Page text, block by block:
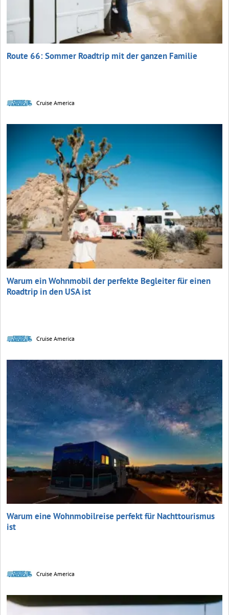
Route 66: Sommer Roadtrip mit der ganzen Familie
Cruise America
Warum ein Wohnmobil der perfekte Begleiter für einen
Roadtrip in den USA ist
Cruise America
Warum eine Wohnmobilreise perfekt für Nachttourismus
ist
Cruise America